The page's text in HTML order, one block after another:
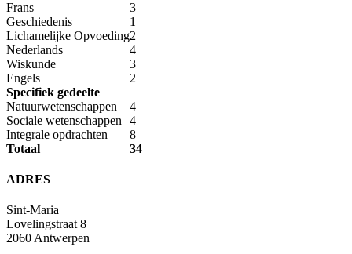
Frans
3
Geschiedenis
1
Lichamelijke Opvoeding2
Nederlands
4
Wiskunde
3
Engels
2
Specifiek gedeelte
Natuurwetenschappen
4
Sociale wetenschappen
4
Integrale opdrachten
8
Totaal
34
ADRES
Sint-Maria
Lovelingstraat 8
2060 Antwerpen